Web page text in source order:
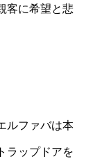
客に希望と悲
ルファバは本
ラップドアを